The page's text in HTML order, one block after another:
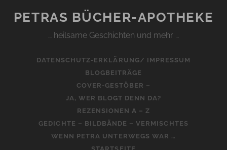
PETRAS BÜCHER-APOTHEKE
… heilsame Geschichten und mehr …
DATENSCHUTZ-ERKLÄRUNG/ IMPRESSUM
BLOGBEITRÄGE
COVER-GESTÖBER –
JA, WER BLOGT DENN DA?
REZENSIONEN A – Z
GEDICHTE – BILDBÄNDE – VERMISCHTES
WENN PETRA UNTERWEGS WAR …